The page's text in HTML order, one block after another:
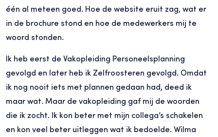
één al meteen goed. Hoe de website eruit zag, wat er
in de brochure stond en hoe de medewerkers mij te
woord stonden.
Ik heb eerst de Vakopleiding Personeelsplanning
gevolgd en later heb ik Zelfroosteren gevolgd. Omdat
ik nog nooit iets met plannen gedaan had, deed ik
maar wat. Maar de vakopleiding gaf mij de woorden
die ik zocht. Ik kon beter met mijn collega’s schakelen
en kon veel beter uitleggen wat ik bedoelde. Wilma